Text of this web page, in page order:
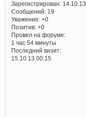
Зарегистрирован: 14.10.13
Сообщений:19
Уважение: +0
Позитив: +0
Провел на форуме:
1 час 54 минуты
Последний визит:
15.10.13 00:15